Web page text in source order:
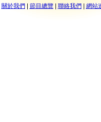
關於我們| 節目總覽| 聯絡我們| 網站